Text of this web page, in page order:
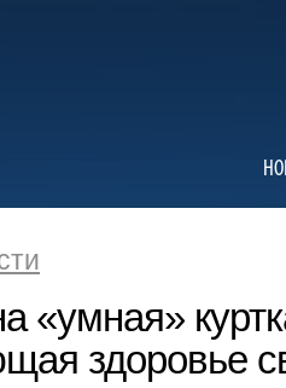
«умная»
здоровье